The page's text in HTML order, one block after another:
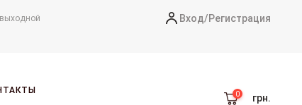
Вход/Регистрация
грн.